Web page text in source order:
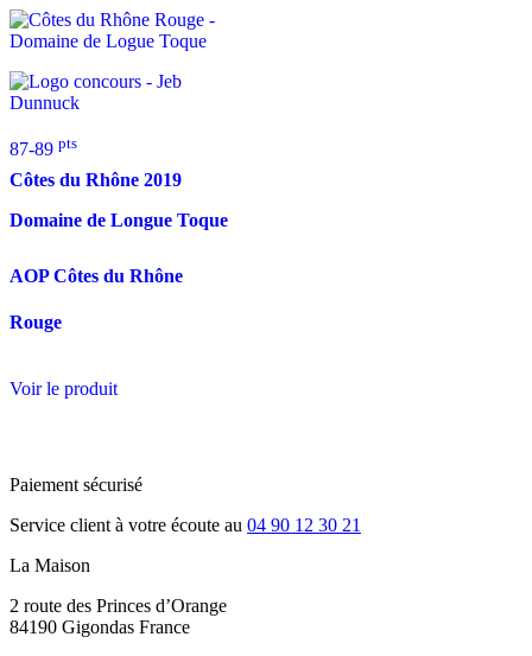
87-89 pts
Côtes du Rhône 2019
Domaine de Longue Toque
AOP Côtes du Rhône
Rouge
Voir le produit
Paiement sécurisé
Service client à votre écoute au 04 90 12 30 21
La Maison
2 route des Princes d’Orange
84190 Gigondas France